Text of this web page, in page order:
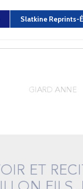
Slatkine Reprints-